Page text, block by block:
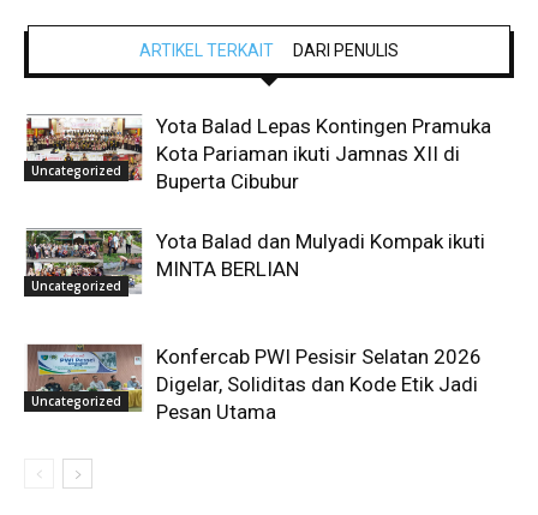
ARTIKEL TERKAIT DARI PENULIS
Uncategorized
Yota Balad Lepas Kontingen Pramuka
Kota Pariaman ikuti Jamnas XII di
Buperta Cibubur
Uncategorized
Yota Balad dan Mulyadi Kompak ikuti
MINTA BERLIAN
Uncategorized
Konfercab PWI Pesisir Selatan 2026
Digelar, Soliditas dan Kode Etik Jadi
Pesan Utama